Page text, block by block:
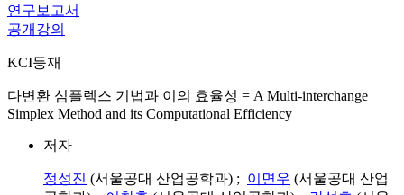
연구보고서
공개강의
KCI등재
다변환 심플렉스 기법과 이의 효율성 = A Multi-interchange
Simplex Method and its Computational Efficiency
저자
정성진 (서울공대 산업공학과) ; 이면우 (서울공대 산업